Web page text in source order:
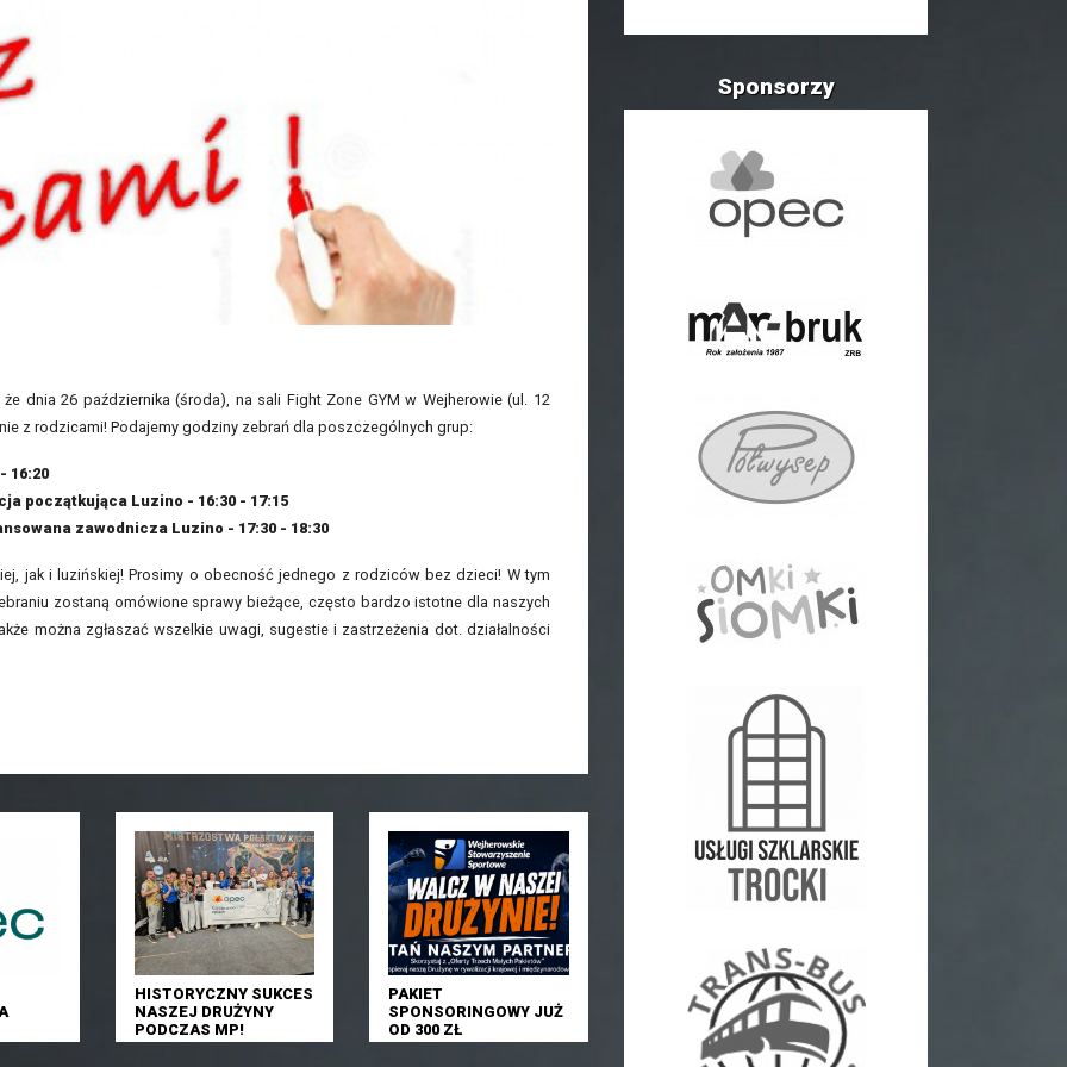
dnia 26 października (środa), na sali Fight Zone GYM w Wejherowie (ul. 12
z rodzicami! Podajemy godziny zebrań dla poszczególnych grup:
16:20
początkująca Luzino - 16:30 - 17:15
zawodnicza Luzino - 17:30 - 18:30
jak i luzińskiej! Prosimy o obecność jednego z rodziców bez dzieci! W tym
zostaną omówione sprawy bieżące, często bardzo istotne dla naszych
można zgłaszać wszelkie uwagi, sugestie i zastrzeżenia dot. działalności
HISTORYCZNY SUKCES
NASZEJ DRUŻYNY
PODCZAS MP!
PAKIET
SPONSORINGOWY JUŻ
OD 300 ZŁ
Sponsorzy